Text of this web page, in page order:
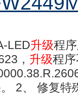
LED升级程
， 升级程
2、 修复特